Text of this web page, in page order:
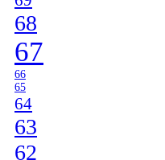
68
67
66
65
64
63
62